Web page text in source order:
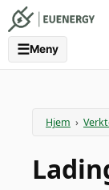
☰Meny
Hjem ›